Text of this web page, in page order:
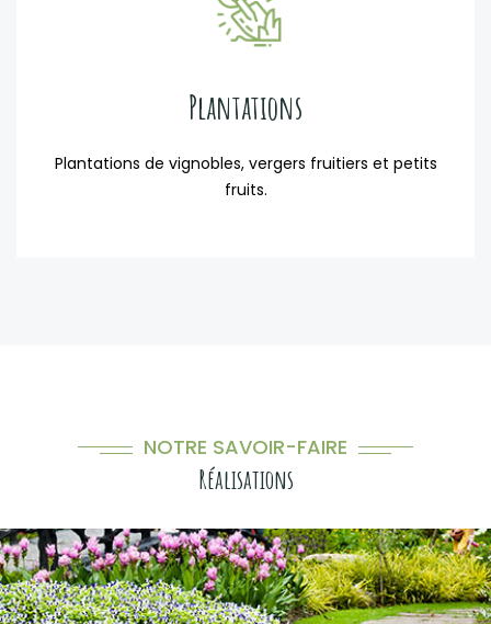
Plantations
Plantations de vignobles, vergers fruitiers et petits
fruits.
NOTRE SAVOIR-FAIRE
Réalisations